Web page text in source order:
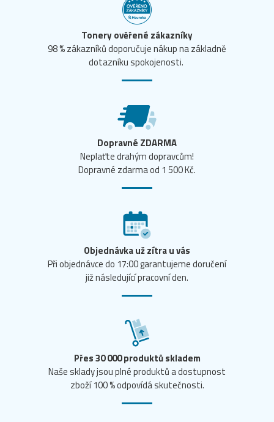
Tonery ověřené zákazníky
98 % zákazníků doporučuje nákup na základně
dotazníku spokojenosti.
Dopravné ZDARMA
Neplaťte drahým dopravcům!
Dopravné zdarma od 1 500 Kč.
Objednávka už zítra u vás
Při objednávce do 17:00 garantujeme doručení
již následující pracovní den.
Přes 30 000 produktů skladem
Naše sklady jsou plné produktů a dostupnost
zboží 100 % odpovídá skutečnosti.